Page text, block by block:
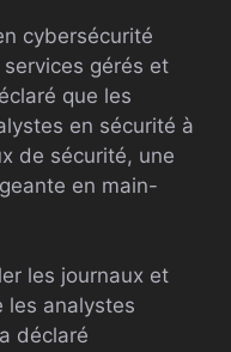
cybersécurité
gérés et
que les
en sécurité à
de sécurité, une
en main-
les journaux et
les analystes
déclaré